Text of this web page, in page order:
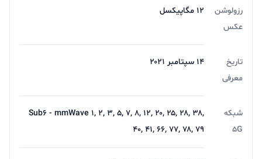
نمایش گوشی ‌های آیفون می باشد که با حداکثر 25 درصد
روشنایی بیشتر در فضای باز تا 1000 نیت می‌رسد
رزولوشن
عکس
12 مگاپیکسل
تاریخ
معرفی
۱۴ سپتامبر ۲۰۲۱
شبکه
5G
Sub۶ - mmWave ۱, ۲, ۳, ۵, ۷, ۸, ۱۲, ۲۰, ۲۵, ۲۸, ۳۸,
۴۰, ۴۱, ۶۶, ۷۷, ۷۸, ۷۹